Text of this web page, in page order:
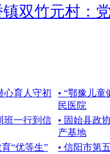
双竹元村：
心育人守初
• “鄂豫儿
民医院
班一行到信
• 固始县政
产基地
“优等生”
• 信阳市第